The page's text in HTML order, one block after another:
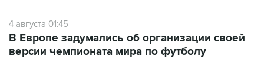
4 августа 01:45
В Европе задумались об организации своей
версии чемпионата мира по футболу